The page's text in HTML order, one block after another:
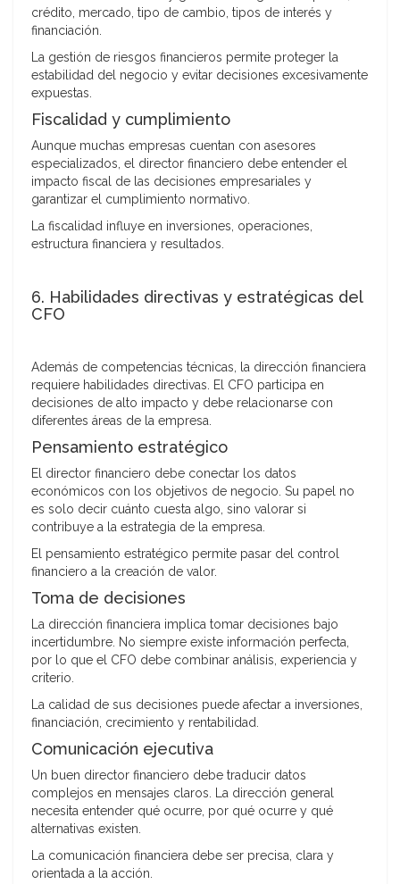
crédito, mercado, tipo de cambio, tipos de interés y
financiación.
La gestión de riesgos financieros permite proteger la
estabilidad del negocio y evitar decisiones excesivamente
expuestas.
Fiscalidad y cumplimiento
Aunque muchas empresas cuentan con asesores
especializados, el director financiero debe entender el
impacto fiscal de las decisiones empresariales y
garantizar el cumplimiento normativo.
La fiscalidad influye en inversiones, operaciones,
estructura financiera y resultados.
6. Habilidades directivas y estratégicas del
CFO
Además de competencias técnicas, la dirección financiera
requiere habilidades directivas. El CFO participa en
decisiones de alto impacto y debe relacionarse con
diferentes áreas de la empresa.
Pensamiento estratégico
El director financiero debe conectar los datos
económicos con los objetivos de negocio. Su papel no
es solo decir cuánto cuesta algo, sino valorar si
contribuye a la estrategia de la empresa.
El pensamiento estratégico permite pasar del control
financiero a la creación de valor.
Toma de decisiones
La dirección financiera implica tomar decisiones bajo
incertidumbre. No siempre existe información perfecta,
por lo que el CFO debe combinar análisis, experiencia y
criterio.
La calidad de sus decisiones puede afectar a inversiones,
financiación, crecimiento y rentabilidad.
Comunicación ejecutiva
Un buen director financiero debe traducir datos
complejos en mensajes claros. La dirección general
necesita entender qué ocurre, por qué ocurre y qué
alternativas existen.
La comunicación financiera debe ser precisa, clara y
orientada a la acción.